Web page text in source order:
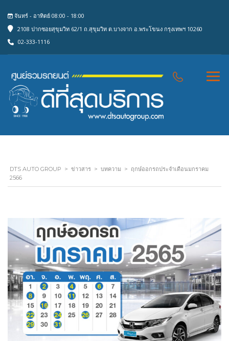
จันทร์ - อาทิตย์ 08:00 - 18:00
2108 ปากซอยสุขุมวิท 62/1 ถ.สุขุมวิท ต.บางจาก อ.พระโขนง กรุงเทพฯ 10260
02-333-1116
DTS AUTO GROUP > ข่าวสาร > บทความ > ฤกษ์ออกรถประจำเดือนมกราคม
2566